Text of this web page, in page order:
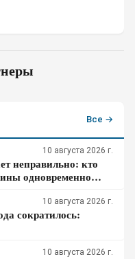
Все →
10 августа 2026 г.
неправильно: кто
одновременно
10 августа 2026 г.
сократилось:
10 августа 2026 г.